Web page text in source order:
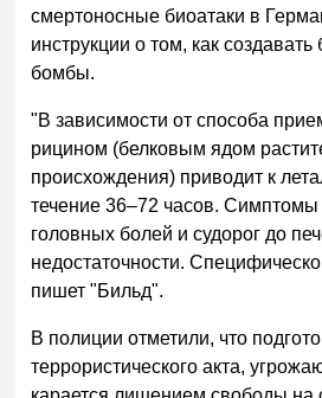
смертоносные биоатаки в
инструкции о том, как создавать
бомбы.
"В зависимости от способа
рицином (белковым ядом
происхождения) приводит к
течение 36–72 часов. Симптомы
головных болей и судорог до
недостаточности.
пишет "Бильд".
В полиции отметили, что
террористического акта,